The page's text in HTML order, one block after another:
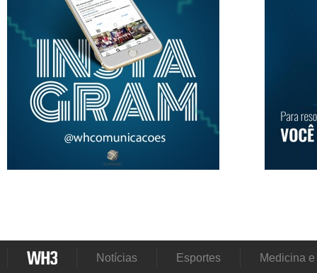
Notícias Esportes Medicina